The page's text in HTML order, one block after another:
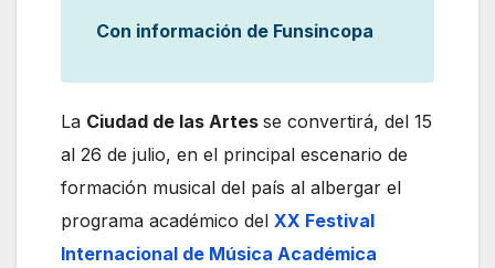
Con información de Funsincopa
La Ciudad de las Artes se convertirá, del 15
al 26 de julio, en el principal escenario de
formación musical del país al albergar el
programa académico del XX Festival
Internacional de Música Académica